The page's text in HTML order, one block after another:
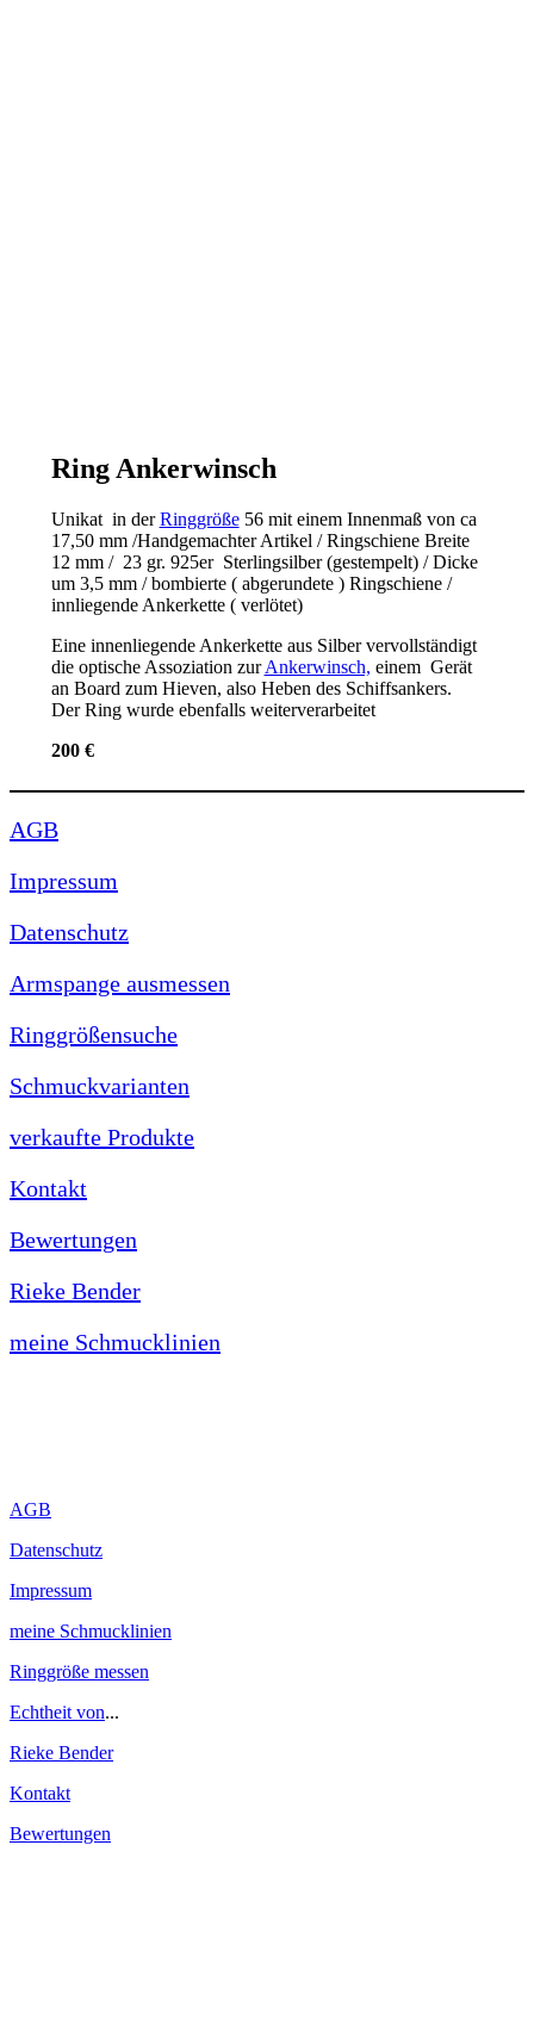
Ring Ankerwinsch
Unikat in derRinggröße56 mit einem Innenmaß von ca
17,50 mm /Handgemachter Artikel / Ringschiene Breite
12 mm / 23 gr. 925er Sterlingsilber (gestempelt) / Dicke
um 3,5 mm / bombierte ( abgerundete ) Ringschiene /
innliegende Ankerkette ( verlötet)
Eine innenliegende Ankerkette aus Silber vervollständigt
die optische Assoziation zurAnkerwinsch, einem Gerät
an Board zum Hieven, also Heben des Schiffsankers.
Der Ring wurde ebenfalls weiterverarbeitet
200 €
AGB
Impressum
Datenschutz
Armspange ausmessen
Ringgrößensuche
Schmuckvarianten
verkaufte Produkte
Kontakt
Bewertungen
Rieke Bender
meine Schmucklinien
AGB
Datenschutz
Impressum
meine Schmucklinien
Ringgröße messen
Echtheit von...
Rieke Bender
Kontakt
Bewertungen